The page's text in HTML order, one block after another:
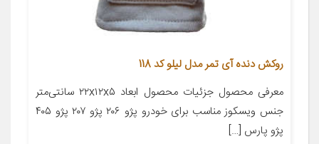
روکش دنده آی تمر مدل لیلو کد 118
معرفی محصول جزئیات محصول ابعاد ۲۲x۱۲x۵ سانتی‌متر
جنس ویسکوز مناسب برای خودرو پژو ۲۰۶ پژو ۲۰۷ پژو ۴۰۵
پژو پارس […]